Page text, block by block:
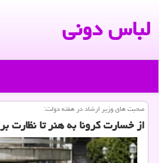
لباس دونی
صحبت های وزیر ارشاد در هفته دولت:
از خسارت كرونا به هنر تا نظارت